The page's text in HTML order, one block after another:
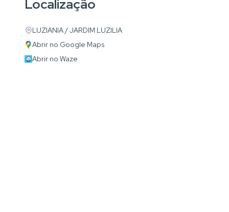
Localização
LUZIANIA / JARDIM LUZILIA
Abrir no Google Maps
Abrir no Waze